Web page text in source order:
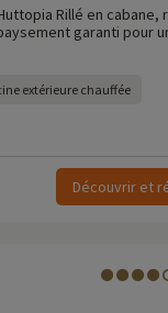
Rillé en cabane,
garanti pour
extérieure chauffée
Découvrir et